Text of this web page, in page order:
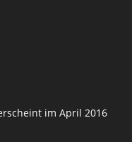
im April 2016